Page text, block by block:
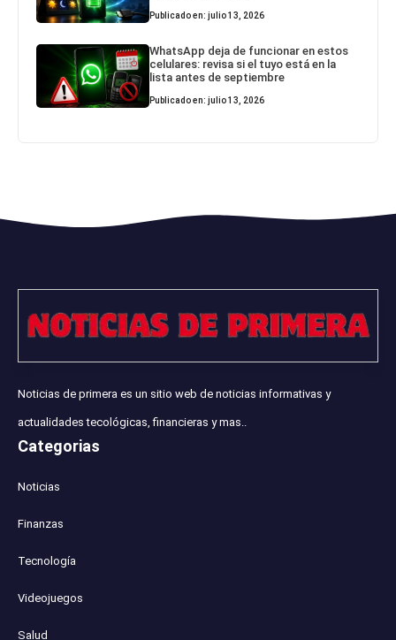
Publicado en: julio 13, 2026
WhatsApp deja de funcionar en estos
celulares: revisa si el tuyo está en la
lista antes de septiembre
Publicado en: julio 13, 2026
Noticias de primera es un sitio web de noticias informativas y
actualidades tecológicas, financieras y mas..
Categorias
Noticias
Finanzas
Tecnología
Videojuegos
Salud